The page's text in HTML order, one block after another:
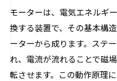
モーターの選択が
影響
選び方のポイント使用
ーターを理解する
使用目的に応じた
モーターは、電気エネルギ
換する装置で、その基本構
ーターから成ります。ステ
れ、電流が流れることで磁
転させます。この動作原理